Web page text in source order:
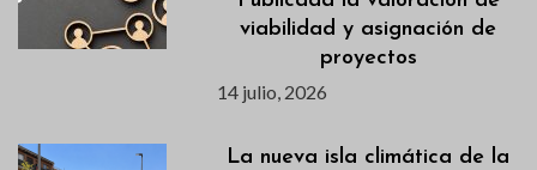
viabilidad y asignación de
proyectos
14 julio, 2026
La nueva isla climática de la